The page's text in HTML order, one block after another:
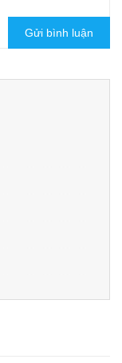
Gửi bình luận